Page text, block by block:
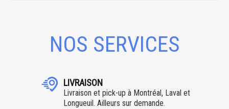
NOS SERVICES
LIVRAISON
Livraison et pick-up à Montréal, Laval et
Longueuil. Ailleurs sur demande.